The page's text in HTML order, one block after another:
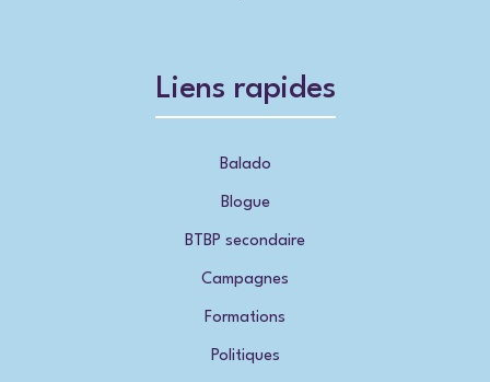
Liens rapides
Balado
Blogue
BTBP secondaire
Campagnes
Formations
Politiques